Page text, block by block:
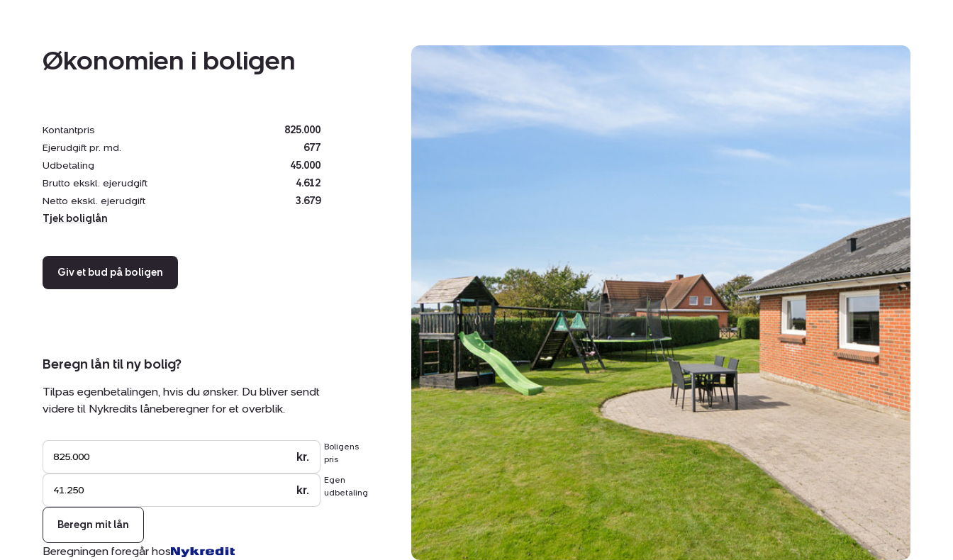
godt værksted med plads til hobbyprojekter og opmagasinering.
haven er velanlagt og indhegnet - med skøn udsigt ud over åbne
marker.
Bestil din fremvisning i dag på 9688 2202 - Vi glæder os til at vise
Økonomien i boligen
Kontantpris
825.000
Ejerudgift pr. md.
677
Udbetaling
45.000
Brutto ekskl. ejerudgift
4.612
Netto ekskl. ejerudgift
3.679
Tjek boliglån
Giv et bud på boligen
Beregn lån til ny bolig?
Tilpas egenbetalingen, hvis du ønsker. Du bliver sendt
videre til Nykredits låneberegner for et overblik.
Boligens
pris
kr.
Egen
udbetaling
kr.
Beregn mit lån
Beregningen foregår hos